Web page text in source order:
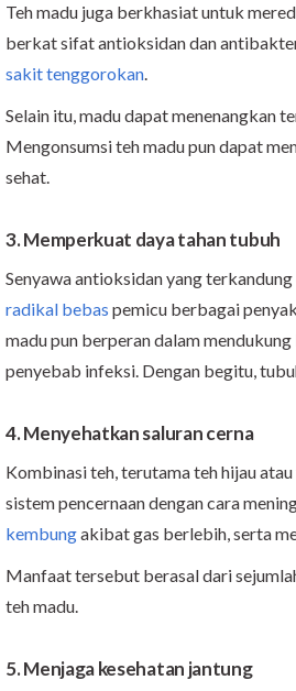
Teh madu juga berkhasiat untuk
berkat sifat antioksidan dan
sakit tenggorokan.
Selain itu, madu dapat menenangkan
Mengonsumsi teh madu pun dapat
sehat.
3. Memperkuat daya tahan tubuh
Senyawa antioksidan yang
radikal bebas pemicu berbagai
madu pun berperan dalam
penyebab infeksi. Dengan begitu,
4. Menyehatkan saluran cerna
Kombinasi teh, terutama teh hijau
sistem pencernaan dengan cara
kembungakibat gas berlebih, serta
Manfaat tersebut berasal dari
teh madu.
5. Menjaga kesehatan jantung